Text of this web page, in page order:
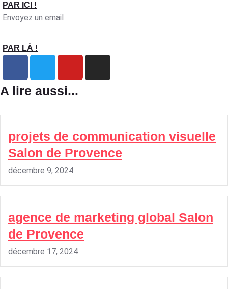
PAR ICI !
Envoyez un email
PAR LÀ !
A lire aussi...
projets de communication visuelle
Salon de Provence
décembre 9, 2024
agence de marketing global Salon
de Provence
décembre 17, 2024